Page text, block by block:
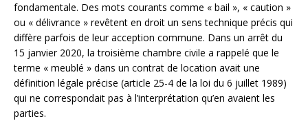
fondamentale. Des mots courants comme « bail », « caution »
ou « délivrance » revêtent en droit un sens technique précis qui
diffère parfois de leur acception commune. Dans un arrêt du
15 janvier 2020, la troisième chambre civile a rappelé que le
terme « meublé » dans un contrat de location avait une
définition légale précise (article 25-4 de la loi du 6 juillet 1989)
qui ne correspondait pas à l’interprétation qu’en avaient les
parties.